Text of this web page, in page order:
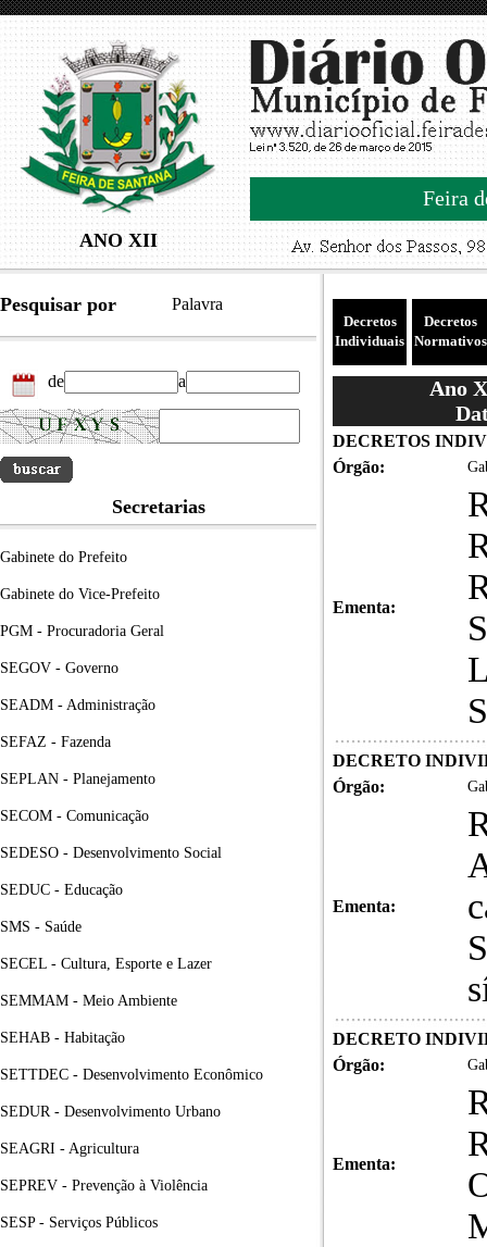
ANO XII
Feira
Pesquisar por Palavra
de a
Secretarias
Gabinete do Prefeito
Gabinete do Vice-Prefeito
PGM - Procuradoria Geral
SEGOV - Governo
SEADM - Administração
SEFAZ - Fazenda
SEPLAN - Planejamento
SECOM - Comunicação
SEDESO - Desenvolvimento Social
SEDUC - Educação
SMS - Saúde
SECEL - Cultura, Esporte e Lazer
SEMMAM - Meio Ambiente
SEHAB - Habitação
SETTDEC - Desenvolvimento Econômico
SEDUR - Desenvolvimento Urbano
SEAGRI - Agricultura
SEPREV - Prevenção à Violência
SESP - Serviços Públicos
Decretos
Individuais
Decretos
Normativos
Ano
DECRETOS
Órgão:
Ementa:
DECRETO
Órgão:
Ementa:
DECRETO
Órgão:
Ementa: